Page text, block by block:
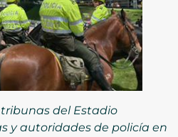
del Estadio
y autoridades de policía en